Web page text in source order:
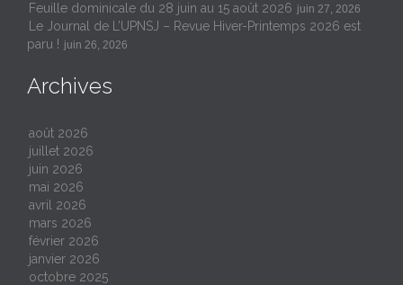
Feuille dominicale du 28 juin au 15 août 2026 juin 27, 2026
Le Journal de L’UPNSJ – Revue Hiver-Printemps 2026 est
paru ! juin 26, 2026
Archives
août 2026
juillet 2026
juin 2026
mai 2026
avril 2026
mars 2026
février 2026
janvier 2026
octobre 2025